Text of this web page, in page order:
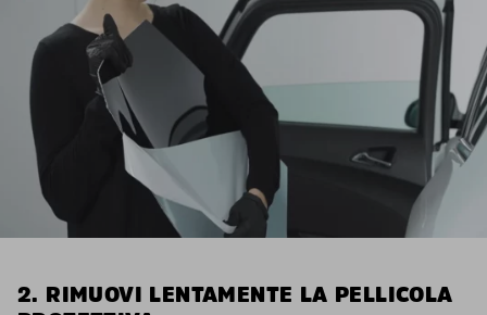
2. RIMUOVI LENTAMENTE LA PELLICOLA